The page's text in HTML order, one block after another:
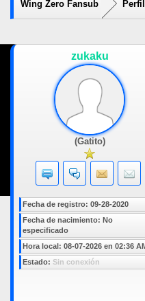
Wing Zero Fansub
zukaku
(Gatito)
Fecha de registro: 09-28-2020
Fecha de nacimiento: No
especificado
Hora local: 08-07-2026 en 02:36
Estado: Sin conexión